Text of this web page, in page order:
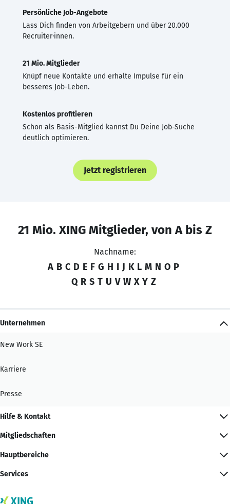
Persönliche Job-Angebote
Lass Dich finden von Arbeitgebern und über 20.000
Recruiter·innen.
21 Mio. Mitglieder
Knüpf neue Kontakte und erhalte Impulse für ein
besseres Job-Leben.
Kostenlos profitieren
Schon als Basis-Mitglied kannst Du Deine Job-Suche
deutlich optimieren.
Jetzt registrieren
21 Mio. XING Mitglieder, von A bis Z
Nachname:
A B C D E F G H I J K L M N O P
Q R S T U V W X Y Z
Unternehmen
New Work SE
Karriere
Presse
Hilfe & Kontakt
Mitgliedschaften
Hauptbereiche
Services